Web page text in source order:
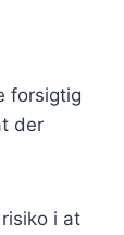
forsigtig
der
i at